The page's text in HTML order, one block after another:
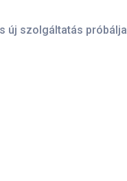
új szolgáltatás próbálja